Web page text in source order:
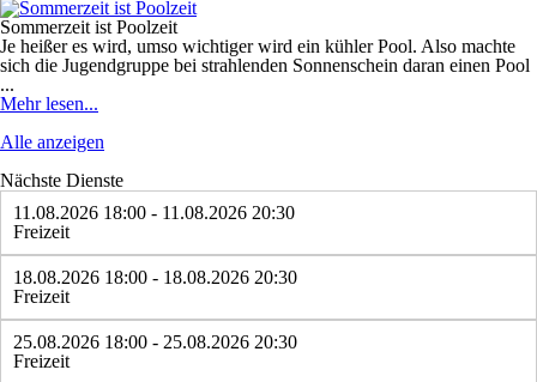
Sommerzeit ist Poolzeit
Je heißer es wird, umso wichtiger wird ein kühler Pool. Also machte
sich die Jugendgruppe bei strahlenden Sonnenschein daran einen Pool
...
Mehr lesen...
Alle anzeigen
Nächste Dienste
11.08.2026 18:00 - 11.08.2026 20:30
Freizeit
18.08.2026 18:00 - 18.08.2026 20:30
Freizeit
25.08.2026 18:00 - 25.08.2026 20:30
Freizeit